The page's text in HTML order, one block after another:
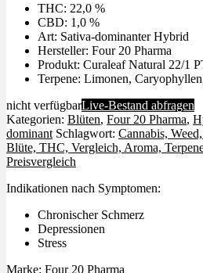
THC: 22,0 %
CBD: 1,0 %
Art: Sativa-dominanter Hybrid
Hersteller: Four 20 Pharma
Produkt: Curaleaf Natural 22/1
Terpene: Limonen,
nicht verfügbarLive-Bestand abfragen
Kategorien: Blüten, Four 20 Pharma,
dominant Schlagwort: Cannabis,
Blüte, THC, Vergleich, Aroma,
Preisvergleich
Indikationen nach Symptomen:
Chronischer Schmerz
Depressionen
Stress
Marke: Four 20 Pharma